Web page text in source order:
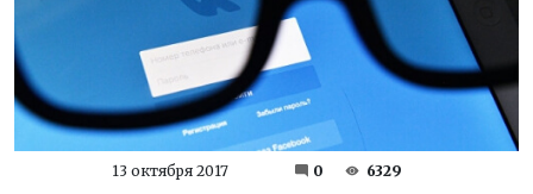
13 октября 2017 0 6329